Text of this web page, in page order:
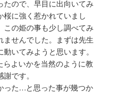
たので、早目に出向いてみ
桜に強く惹かれていまし
この姫の事も少し調べてみ
ませんでした。まずは先生
いてみようと思います。
よいかを当然のように教
です。
った…と思った事が幾つか